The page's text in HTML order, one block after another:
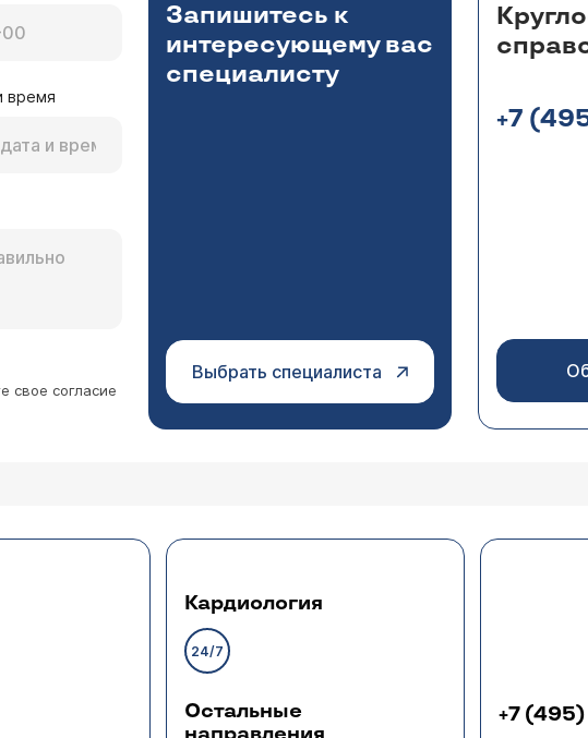
время
свое согласие
Запишитесь к
интересующему вас
специалисту
Выбрать специалиста
+7
Кардиология
24/7
Остальные
+7